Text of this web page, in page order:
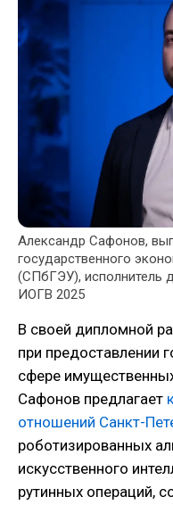
Александр Сафонов,
государственного
(СПбГЭУ), исполнитель
ИОГВ 2025
В своей дипломной
при предоставлении
сфере
Сафонов предлагает
отношений Санкт-
роботизированных
искусственного
рутинных операций,